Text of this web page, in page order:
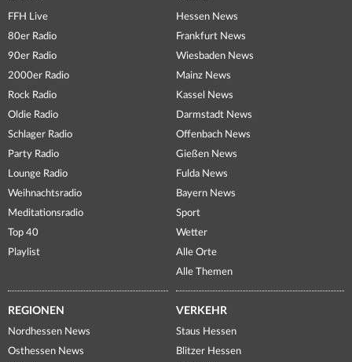
FFH Live
80er Radio
90er Radio
2000er Radio
Rock Radio
Oldie Radio
Schlager Radio
Party Radio
Lounge Radio
Weihnachtsradio
Meditationsradio
Top 40
Playlist
Hessen News
Frankfurt News
Wiesbaden News
Mainz News
Kassel News
Darmstadt News
Offenbach News
Gießen News
Fulda News
Bayern News
Sport
Wetter
Alle Orte
Alle Themen
REGIONEN
Nordhessen News
Osthessen News
VERKEHR
Staus Hessen
Blitzer Hessen